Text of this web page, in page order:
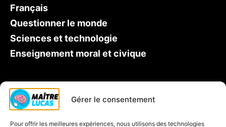
Gérer le consentement
Pour offrir les meilleures expériences, nous utilisons des technologies
Français
Questionner le monde
Sciences et technologie
Enseignement moral et civique
Qui est Maître Lucas ?
Soutien scolaire CP